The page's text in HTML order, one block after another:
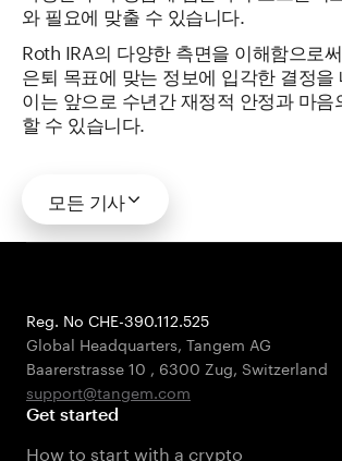
와 필요에 맞출 수 있습니다.
Roth IRA의 다양한 측면을 이해함으로
은퇴 목표에 맞는 정보에 입각한 결정을
이는 앞으로 수년간 재정적 안정과 마음
할 수 있습니다.
모든 기사
Reg. No CHE-390.112.525
Global Headquarters, Tangem AG
Baarerstrasse 10 , 6300 Zug, Switzerland
support@tangem.com
Get started
How to start with a crypto